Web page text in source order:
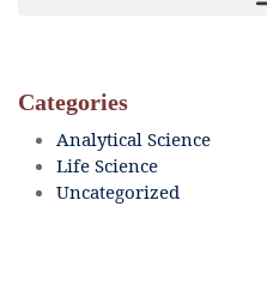
Categories
Analytical Science
Life Science
Uncategorized